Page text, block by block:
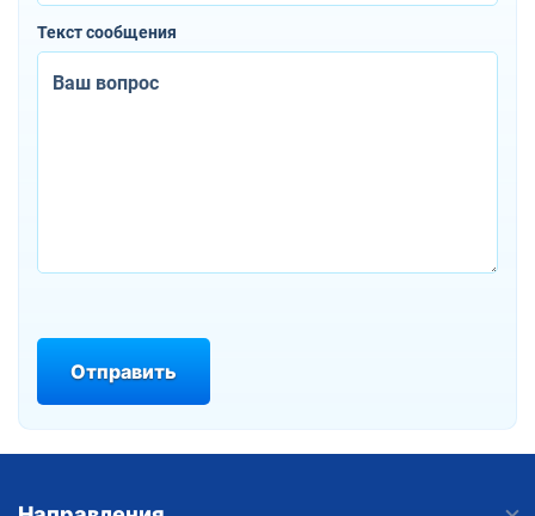
Текст сообщения
Отправить